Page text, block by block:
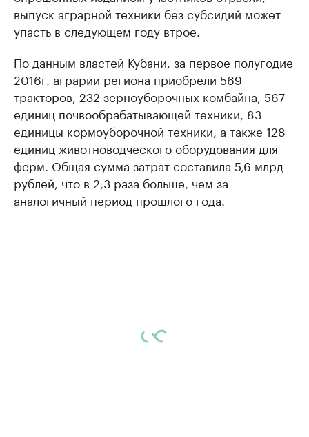
выпуск аграрной техники без субсидий может
упасть в следующем году втрое.
По данным властей Кубани, за первое полугодие
2016г. аграрии региона приобрели 569
тракторов, 232 зерноуборочных комбайна, 567
единиц почвообрабатывающей техники, 83
единицы кормоуборочной техники, а также 128
единиц животноводческого оборудования для
ферм. Общая сумма затрат составила 5,6 млрд
рублей, что в 2,3 раза больше, чем за
аналогичный период прошлого года.